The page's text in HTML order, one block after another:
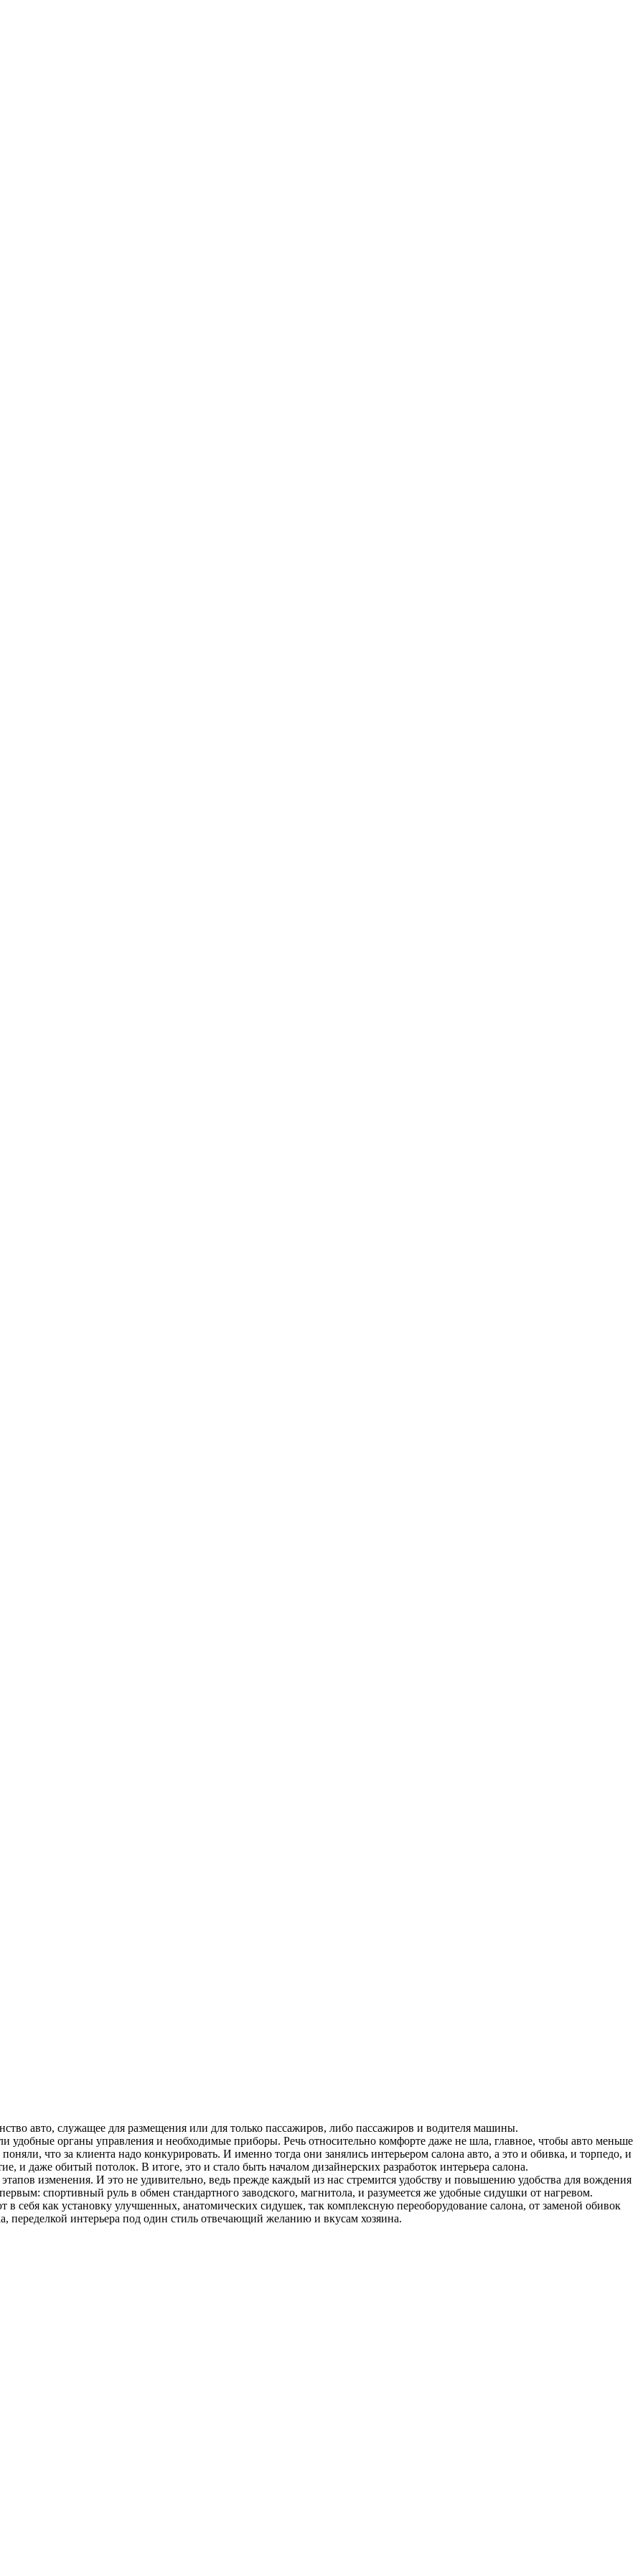
авто, служащее для размещения или для только пассажиров, либо пассажиров и водителя машины.
органы управления и необходимые приборы. Речь относительно комфорте даже не шла, главное, чтобы авто меньше
что за клиента надо конкурировать. И именно тогда они занялись интерьером салона авто, а это и обивка, и торпедо, и
и даже обитый потолок. В итоге, это и стало быть началом дизайнерских разработок интерьера салона.
изменения. И это не удивительно, ведь прежде каждый из нас стремится удобству и повышению удобства для вождения
спортивный руль в обмен стандартного заводского, магнитола, и разумеется же удобные сидушки от нагревом.
себя как установку улучшенных, анатомических сидушек, так комплексную переоборудование салона, от заменой обивок
переделкой интерьера под один стиль отвечающий желанию и вкусам хозяина.